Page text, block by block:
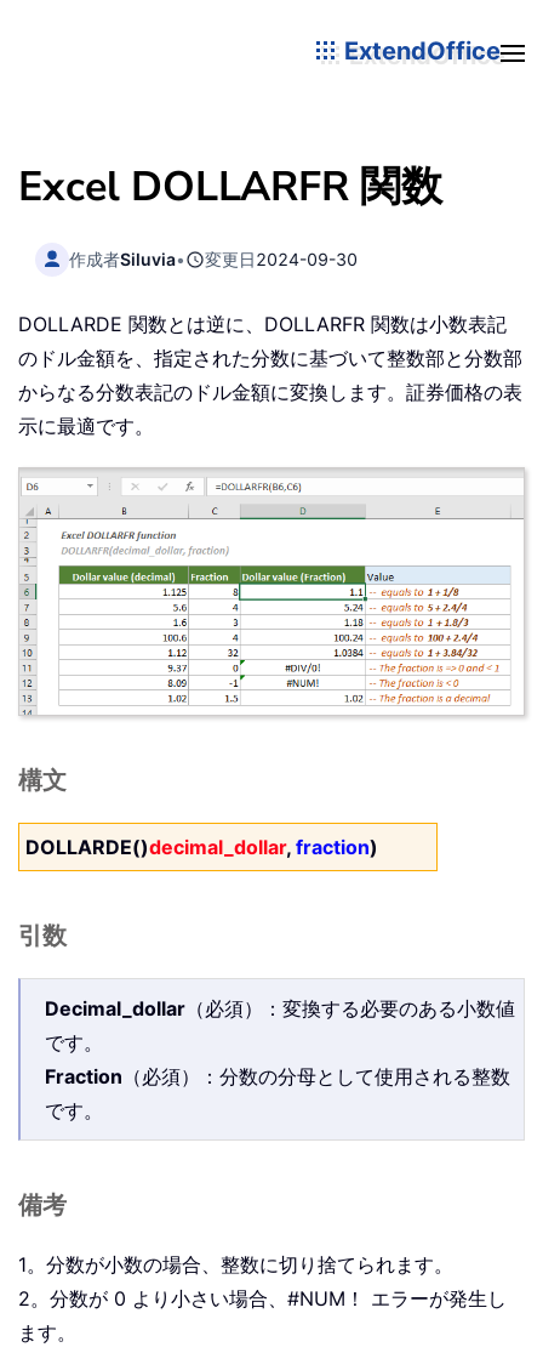
ExtendOffice
Excel DOLLARFR 関数
作成者Siluvia• 変更日2024-09-30
DOLLARDE 関数とは逆に、DOLLARFR 関数は小数表記
のドル金額を、指定された分数に基づいて整数部と分数部
からなる分数表記のドル金額に変換します。証券価格の表
示に最適です。
構文
DOLLARDE()decimal_dollar, fraction)
引数
Decimal_dollar （必須）：変換する必要のある小数値
です。
Fraction （必須）：分数の分母として使用される整数
です。
備考
1。分数が小数の場合、整数に切り捨てられます。
2。分数が 0 より小さい場合、#NUM！ エラーが発生し
ます。